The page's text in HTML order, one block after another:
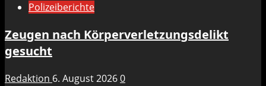
Polizeiberichte
Zeugen nach Körperverletzungsdelikt
gesucht
Redaktion 6. August 20260